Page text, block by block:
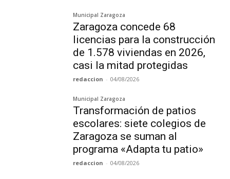
Municipal Zaragoza
Zaragoza concede 68
licencias para la construcción
de 1.578 viviendas en 2026,
casi la mitad protegidas
redaccion - 04/08/2026
Municipal Zaragoza
Transformación de patios
escolares: siete colegios de
Zaragoza se suman al
programa «Adapta tu patio»
redaccion - 04/08/2026